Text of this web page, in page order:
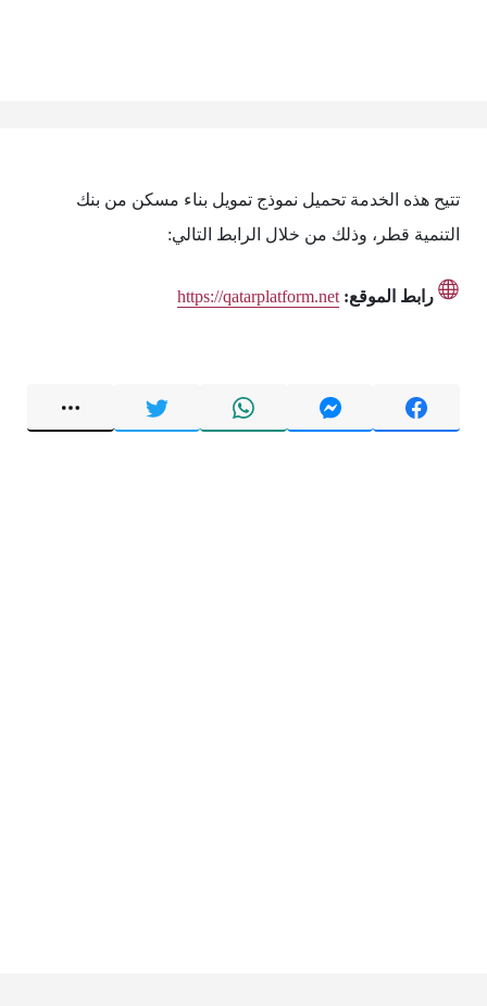
تتيح هذه الخدمة تحميل نموذج تمويل بناء مسكن من بنك
التنمية قطر، وذلك من خلال الرابط التالي:
رابط الموقع: https://qatarplatform.net